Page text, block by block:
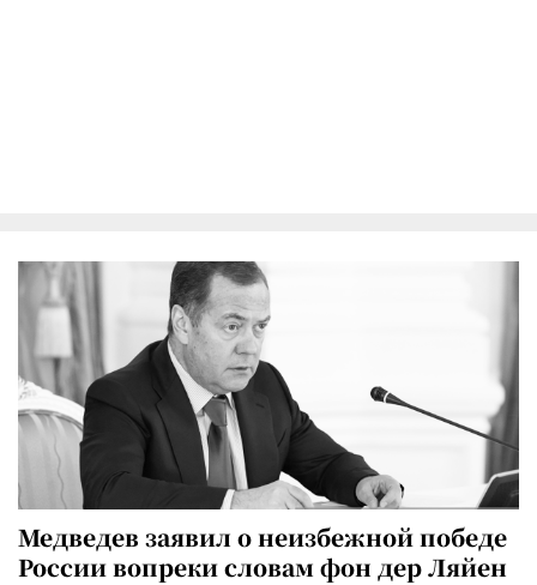
Медведев заявил о неизбежной победе
России вопреки словам фон дер Ляйен